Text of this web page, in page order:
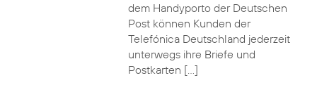
dem Handyporto der Deutschen
Post können Kunden der
Telefónica Deutschland jederzeit
unterwegs ihre Briefe und
Postkarten […]